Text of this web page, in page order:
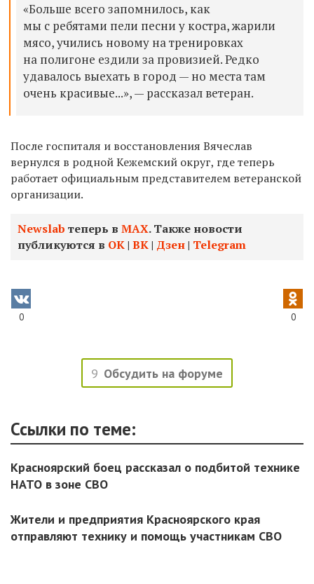
«Больше всего запомнилось, как
мы с ребятами пели песни у костра, жарили
мясо, учились новому на тренировках
на полигоне ездили за провизией. Редко
удавалось выехать в город — но места там
очень красивые...», — рассказал ветеран.
После госпиталя и восстановления Вячеслав
вернулся в родной Кежемский округ, где теперь
работает официальным представителем ветеранской
организации.
Newslab теперь в МАХ. Также новости
публикуются в ОК| ВК| Дзен| Telegram
0 0
9 Обсудить на форуме
Ссылки по теме:
Красноярский боец рассказал о подбитой технике
НАТО в зоне СВО
Жители и предприятия Красноярского края
отправляют технику и помощь участникам СВО